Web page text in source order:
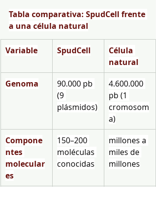
Tabla comparativa: SpudCell frente
a una célula natural
Variable SpudCell
Célula
natural
Genoma
90.000 pb
(9
plásmidos)
4.600.000
pb (1
cromosom
a)
Compone
ntes
molecular
es
150–200
moléculas
conocidas
millones a
miles de
millones